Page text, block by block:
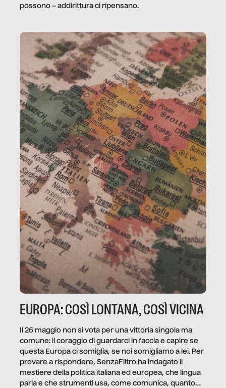
possono – addirittura ci ripensano.
EUROPA: COSÌ LONTANA, COSÌ VICINA
Il 26 maggio non si vota per una vittoria singola ma
comune: il coraggio di guardarci in faccia e capire se
questa Europa ci somiglia, se noi somigliamo a lei. Per
provare a rispondere, SenzaFiltro ha indagato il
mestiere della politica italiana ed europea, che lingua
parla e che strumenti usa, come comunica, quanto